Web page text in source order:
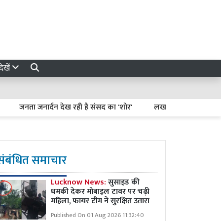
जनार्दन देख रही है संसद का 'शोर' लखनऊ-कानपुर एक्सप्रेसवे धंसने
समाचार
Lucknow News:सुसाइड की
धमकी देकर मोबाइल टावर पर चढ़ी
महिला, फायर टीम ने सुरक्षित उतारा
Published On 01 Aug 2026 11:32:40